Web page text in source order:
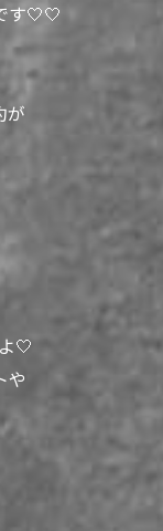
す🤍🤍
が
🤍
や